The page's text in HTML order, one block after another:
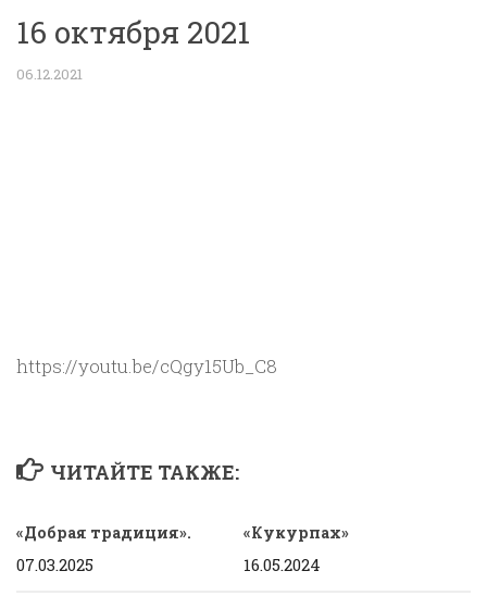
16 октября 2021
06.12.2021
https://youtu.be/cQgy15Ub_C8
ЧИТАЙТЕ ТАКЖЕ:
«Добрая традиция».
07.03.2025
«Кукурпах»
16.05.2024